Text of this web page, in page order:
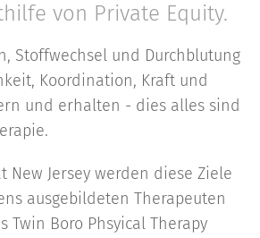
von Private Equity.
Stoffwechsel und Durchblutung
Koordination, Kraft und
und erhalten - dies alles sind
New Jersey werden diese Ziele
ausgebildeten Therapeuten
Twin Boro Phsyical Therapy